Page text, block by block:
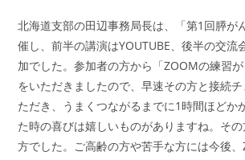
北海道支部の田辺事務局長は、「第1回膵が
催し、前半の講演はYOUTUBE、後半の交流
加でした。参加者の方から「ZOOMの練習
をいただきましたので、早速その方と接続
ただき、うまくつながるまでに1時間ほどか
た時の喜びは嬉しいものがありますね。そ
方でした。ご高齢の方や苦手な方には今後